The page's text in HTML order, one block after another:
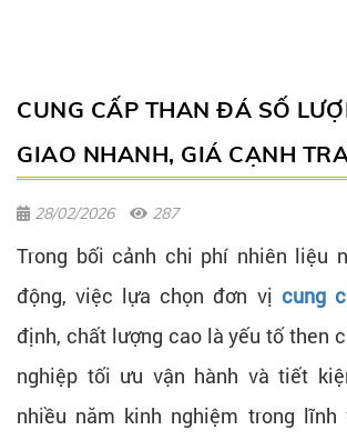
CUNG CẤP THAN ĐÁ SỐ
GIAO NHANH, GIÁ CẠNH
28/02/2026 287
Trong bối cảnh chi phí nhiên liệu
động, việc lựa chọn đơn vị cung
định, chất lượng cao là yếu tố then
nghiệp tối ưu vận hành và tiết
nhiều năm kinh nghiệm trong